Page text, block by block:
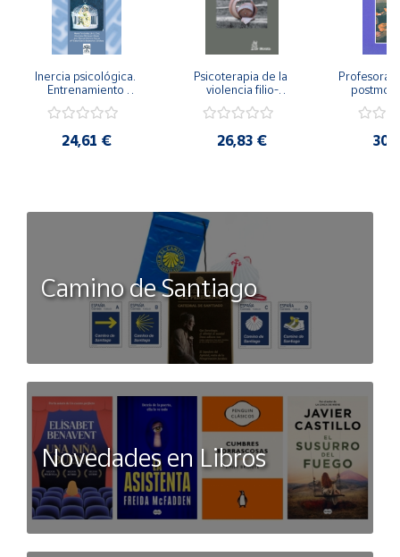
Inercia psicológica.
Entrenamiento
Igualdad de Género.
24,61 €
Psicoterapia de la
violencia filio-
secreto y la
26,83 €
Camino de Santiago
Novedades en Libros